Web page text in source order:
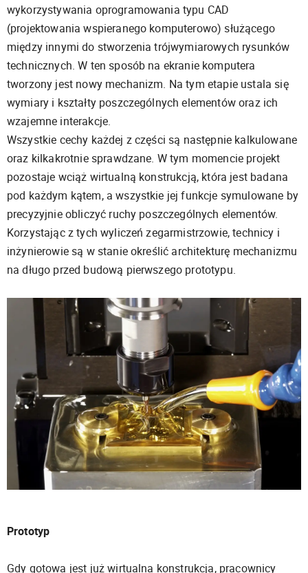
wykorzystywania oprogramowania typu CAD
(projektowania wspieranego komputerowo) służącego
między innymi do stworzenia trójwymiarowych rysunków
technicznych. W ten sposób na ekranie komputera
tworzony jest nowy mechanizm. Na tym etapie ustala się
wymiary i kształty poszczególnych elementów oraz ich
wzajemne interakcje.
Wszystkie cechy każdej z części są następnie kalkulowane
oraz kilkakrotnie sprawdzane. W tym momencie projekt
pozostaje wciąż wirtualną konstrukcją, która jest badana
pod każdym kątem, a wszystkie jej funkcje symulowane by
precyzyjnie obliczyć ruchy poszczególnych elementów.
Korzystając z tych wyliczeń zegarmistrzowie, technicy i
inżynierowie są w stanie określić architekturę mechanizmu
na długo przed budową pierwszego prototypu.
Prototyp
Gdy gotowa jest już wirtualna konstrukcja, pracownicy